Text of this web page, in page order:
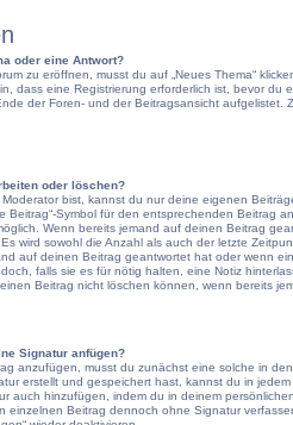
oder eine Antwort?
zu eröffnen, musst du auf „Neues Thema“
dass eine Registrierung erforderlich ist, bevor
der Foren- und der Beitragsansicht aufgelistet.
oder löschen?
bist, kannst du nur deine eigenen
Beitrag“-Symbol für den entsprechenden Beitrag
Wenn bereits jemand auf deinen Beitrag
wird sowohl die Anzahl als auch der letzte
auf deinen Beitrag geantwortet hat oder wenn
falls sie es für nötig halten, eine Notiz
Beitrag nicht löschen können, wenn bereits
Signatur anfügen?
anzufügen, musst du zunächst eine solche in
erstellt und gespeichert hast, kannst du in
auch hinzufügen, indem du in deinem
einzelnen Beitrag dennoch ohne Signatur